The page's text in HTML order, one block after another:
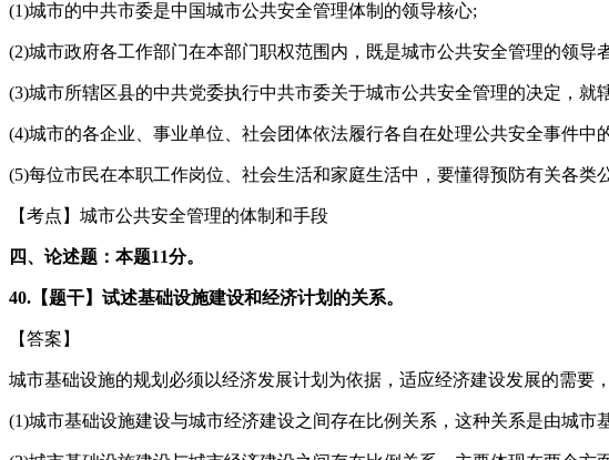
(1)城市的中共市委是中国城市公共安全管理体制的领导核心;
(2)城市政府各工作部门在本部门职权范围内，既是城市公共安全管理的领
(3)城市所辖区县的中共党委执行中共市委关于城市公共安全管理的决定，
(4)城市的各企业、事业单位、社会团体依法履行各自在处理公共安全事件中
(5)每位市民在本职工作岗位、社会生活和家庭生活中，要懂得预防有关各
【考点】城市公共安全管理的体制和手段
四、论述题：本题11分。
40.【题干】试述基础设施建设和经济计划的关系。
【答案】
城市基础设施的规划必须以经济发展计划为依据，适应经济建设发展的需要
(1)城市基础设施建设与城市经济建设之间存在比例关系，这种关系是由城市